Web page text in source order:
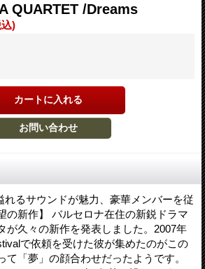
QUARTET /Dreams
)
るサウンドが魅力、豪華メンバーを従
の新作】 バルセロナ在住の新鋭ドラマ
が久々の新作を発表しました。2007年
で依頼を受けた彼が集めたのがこの
て「夢」の顔合わせだったようです。